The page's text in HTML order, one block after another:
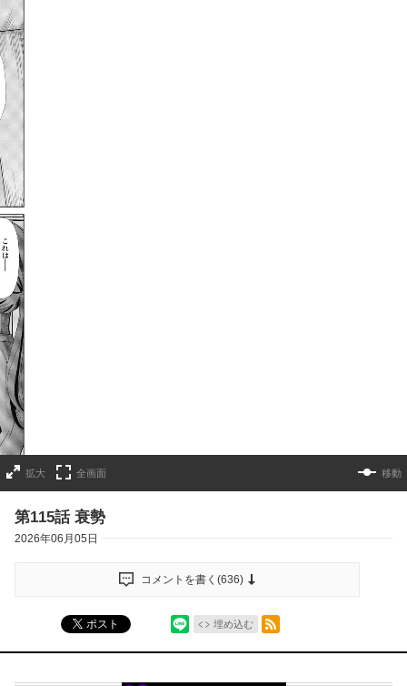
拡大 全画面 移動
第115話 衰勢
2026年06月05日
コメントを書く(636)
ポスト 埋め込む
RSSフィード